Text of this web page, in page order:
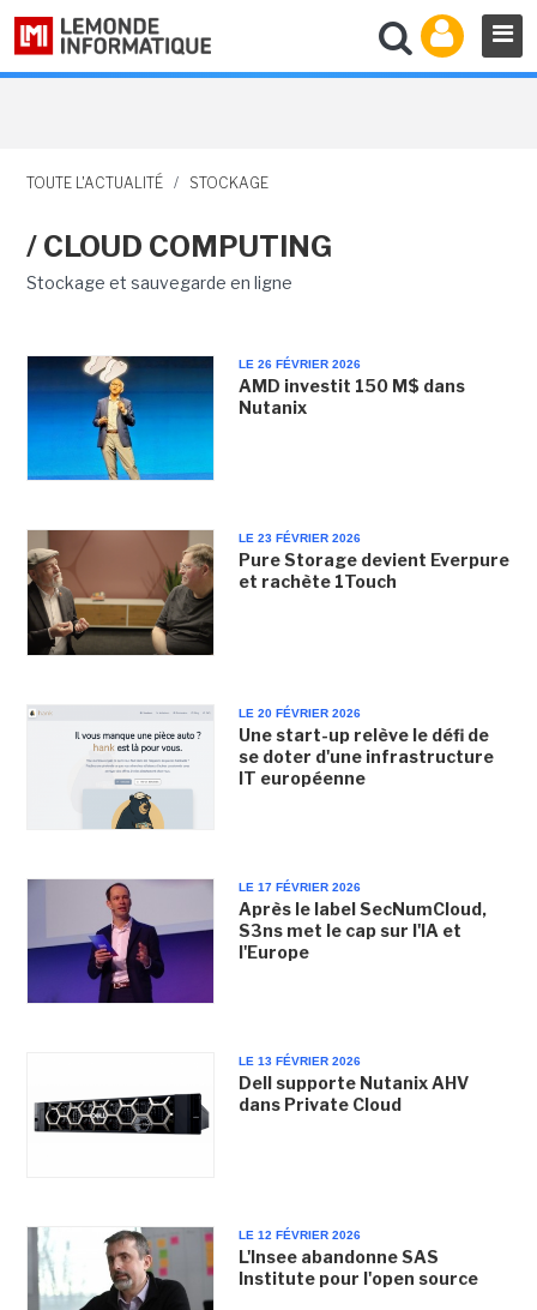
TOUTE L'ACTUALITÉ / STOCKAGE
/ CLOUD COMPUTING
Stockage et sauvegarde en ligne
LE 26 FÉVRIER 2026
AMD investit 150 M$ dans
Nutanix
LE 23 FÉVRIER 2026
Pure Storage devient Everpure
et rachète 1Touch
LE 20 FÉVRIER 2026
Une start-up relève le défi de
se doter d'une infrastructure
IT européenne
LE 17 FÉVRIER 2026
Après le label SecNumCloud,
S3ns met le cap sur l'IA et
l'Europe
LE 13 FÉVRIER 2026
Dell supporte Nutanix AHV
dans Private Cloud
LE 12 FÉVRIER 2026
L'Insee abandonne SAS
Institute pour l'open source